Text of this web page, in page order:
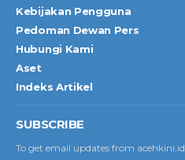
Kebijakan Pengguna
Pedoman Dewan Pers
Hubungi Kami
Aset
Indeks Artikel
SUBSCRIBE
To get email updates from acehkini.id